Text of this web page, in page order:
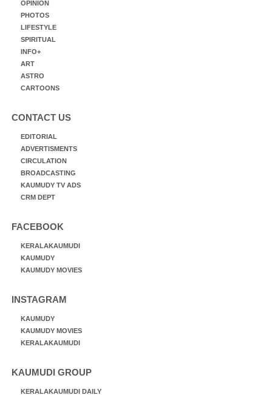
OPINION
PHOTOS
LIFESTYLE
SPIRITUAL
INFO+
ART
ASTRO
CARTOONS
CONTACT US
EDITORIAL
ADVERTISMENTS
CIRCULATION
BROADCASTING
KAUMUDY TV ADS
CRM DEPT
FACEBOOK
KERALAKAUMUDI
KAUMUDY
KAUMUDY MOVIES
INSTAGRAM
KAUMUDY
KAUMUDY MOVIES
KERALAKAUMUDI
KAUMUDI GROUP
KERALAKAUMUDI DAILY